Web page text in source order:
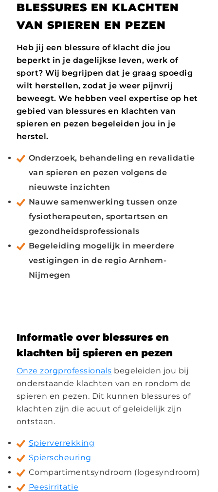
BLESSURES EN KLACHTEN
VAN SPIEREN EN PEZEN
Heb jij een blessure of klacht die jou
beperkt in je dagelijkse leven, werk of
sport? Wij begrijpen dat je graag spoedig
wilt herstellen, zodat je weer pijnvrij
beweegt. We hebben veel expertise op het
gebied van blessures en klachten van
spieren en pezen begeleiden jou in je
herstel.
Onderzoek, behandeling en revalidatie
van spieren en pezen volgens de
nieuwste inzichten
Nauwe samenwerking tussen onze
fysiotherapeuten, sportartsen en
gezondheidsprofessionals
Begeleiding mogelijk in meerdere
vestigingen in de regio Arnhem-
Nijmegen
Informatie over blessures en
klachten bij spieren en pezen
Onze zorgprofessionals begeleiden jou bij
onderstaande klachten van en rondom de
spieren en pezen. Dit kunnen blessures of
klachten zijn die acuut of geleidelijk zijn
ontstaan.
Spierverrekking
Spierscheuring
Compartimentsyndroom (logesyndroom)
Peesirritatie